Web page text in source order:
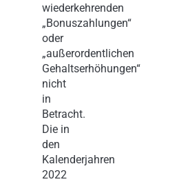
wiederkehrenden
„Bonuszahlungen“
oder
„außerordentlichen
Gehaltserhöhungen“
nicht
in
Betracht.
Die in
den
Kalenderjahren
2022